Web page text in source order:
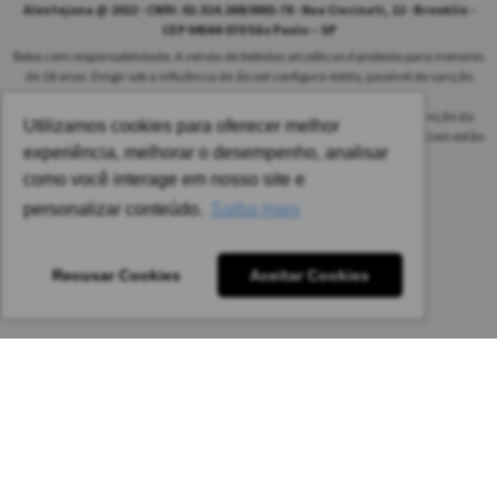
Utilizamos cookies para oferecer melhor
experiência, melhorar o desempenho, analisar
como você interage em nosso site e
personalizar conteúdo.
Saiba mais
Recusar Cookies Aceitar Cookies
Alentejana @ 2022 - CNPJ: 02.314.269/0001-78 - Rua Cincinati, 12 - Brooklin -
CEP 04564-070 São Paulo – SP
Beba com responsabilidade. A venda de bebidas alcoólicas é proibida para menores
de 18 anos. Dirigir sob a influência de álcool configura delito, passível de sanção
As safras dos vinhos poderão ser diferentes das informadas no site em função da
disponibilidade do nosso estoque. Alteração de preços e condições comerciais estão
sujeitas a alteração sem aviso prévio.
Pedido mínimo: R$ 1.650,00 para todas as regiões.
Imagens meramente ilustrativas.